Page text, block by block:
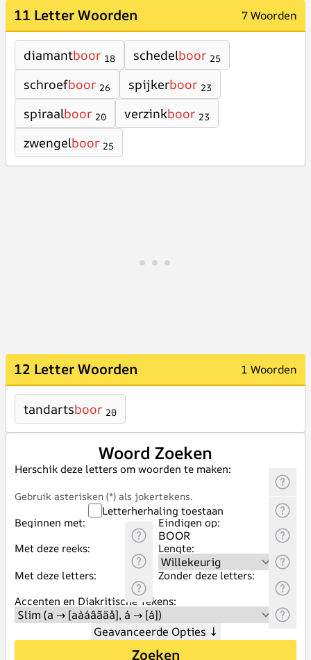
11 Letter Woorden 7 Woorden
diamantboor 18 schedelboor 25
schroefboor 26 spijkerboor 23
spiraalboor 20 verzinkboor 23
zwengelboor 25
12 Letter Woorden 1 Woorden
tandartsboor 20
Woord Zoeken
Herschik deze letters om woorden te maken:
Gebruik asterisken (*) als jokertekens.
Letterherhaling toestaan
Beginnen met:
Eindigen op:
Met deze reeks:
Lengte:
Met deze letters:
Zonder deze letters:
Accenten en Diakritische Tekens:
Geavanceerde Opties ↓
Zoeken